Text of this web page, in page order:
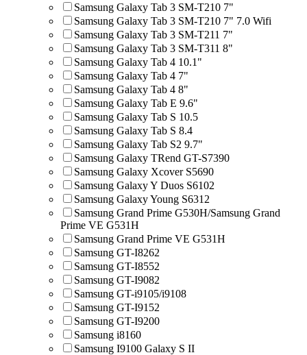
Samsung Galaxy Tab 3 SM-T210 7"
Samsung Galaxy Tab 3 SM-T210 7" 7.0 Wifi
Samsung Galaxy Tab 3 SM-T211 7"
Samsung Galaxy Tab 3 SM-T311 8"
Samsung Galaxy Tab 4 10.1"
Samsung Galaxy Tab 4 7"
Samsung Galaxy Tab 4 8"
Samsung Galaxy Tab E 9.6"
Samsung Galaxy Tab S 10.5
Samsung Galaxy Tab S 8.4
Samsung Galaxy Tab S2 9.7"
Samsung Galaxy TRend GT-S7390
Samsung Galaxy Xcover S5690
Samsung Galaxy Y Duos S6102
Samsung Galaxy Young S6312
Samsung Grand Prime G530H/Samsung Grand
Prime VE G531H
Samsung Grand Prime VE G531H
Samsung GT-I8262
Samsung GT-I8552
Samsung GT-I9082
Samsung GT-i9105/i9108
Samsung GT-I9152
Samsung GT-I9200
Samsung i8160
Samsung I9100 Galaxy S II